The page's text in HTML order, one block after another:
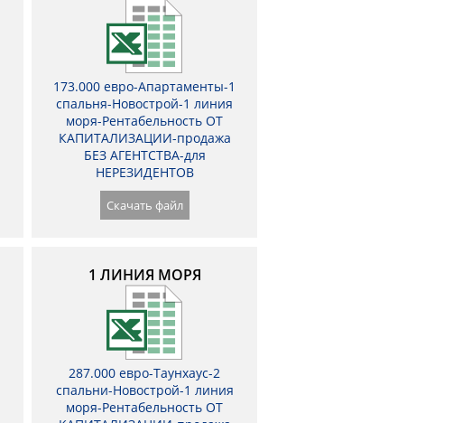
173.000 евро-Апартаменты-1
спальня-Новострой-1 линия
моря-Рентабельность ОТ
КАПИТАЛИЗАЦИИ-продажа
БЕЗ АГЕНТСТВА-для
НЕРЕЗИДЕНТОВ
Скачать файл
1 ЛИНИЯ МОРЯ
287.000 евро-Таунхаус-2
спальни-Новострой-1 линия
моря-Рентабельность ОТ